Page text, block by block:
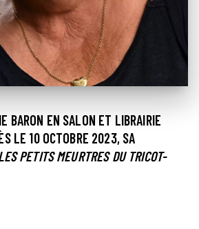
BARON EN SALON ET LIBRAIRIE
LE 10 OCTOBRE 2023, SA
PETITS MEURTRES DU TRICOT-